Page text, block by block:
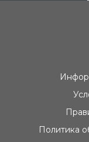
Политика